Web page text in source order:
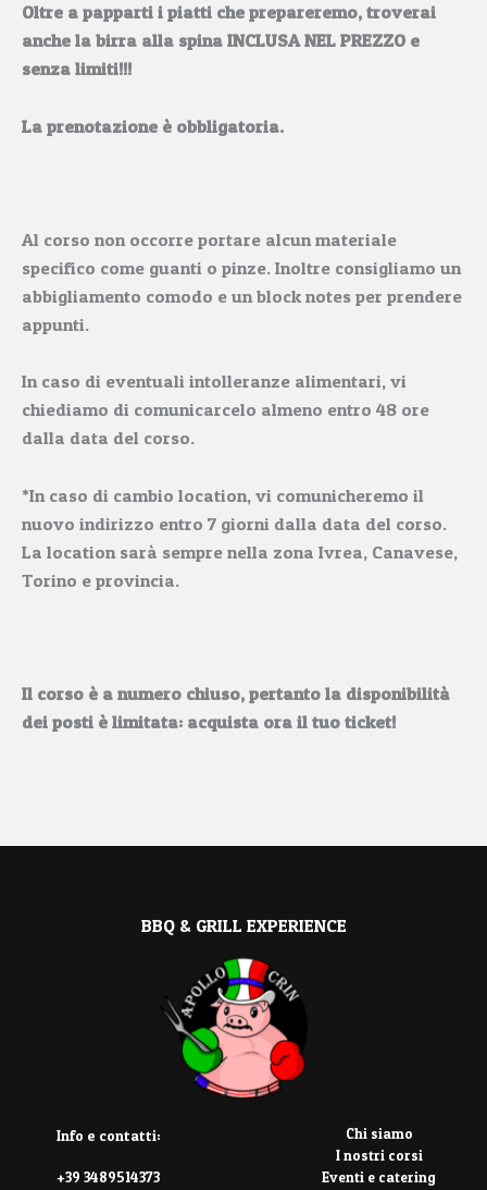
Oltre a papparti i piatti che prepareremo, troverai
anche la birra alla spina INCLUSA NEL PREZZO e
senza limiti!!!
La prenotazione è obbligatoria.
Al corso non occorre portare alcun materiale
specifico come guanti o pinze. Inoltre consigliamo un
abbigliamento comodo e un block notes per prendere
appunti.
In caso di eventuali intolleranze alimentari, vi
chiediamo di comunicarcelo almeno entro 48 ore
dalla data del corso.
*In caso di cambio location, vi comunicheremo il
nuovo indirizzo entro 7 giorni dalla data del corso.
La location sarà sempre nella zona Ivrea, Canavese,
Torino e provincia.
Il corso è a numero chiuso, pertanto la disponibilità
dei posti è limitata: acquista ora il tuo ticket!
BBQ & GRILL EXPERIENCE
Info e contatti:
+39 3489514373
Chi siamo
I nostri corsi
Eventi e catering